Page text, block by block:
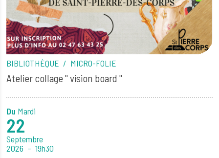
BIBLIOTHÈQUE MICRO-FOLIE
Atelier collage " vision board "
Du Mardi
22
Septembre
2026
19h30